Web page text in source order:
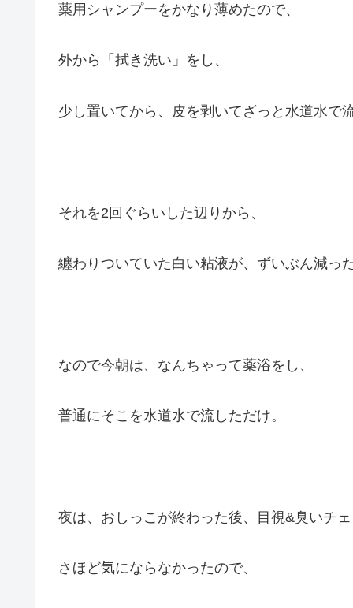
薬用シャンプーをかなり薄めたので、
外から「拭き洗い」をし、
少し置いてから、皮を剥いてざっと水道水で
それを2回ぐらいした辺りから、
纏わりついていた白い粘液が、ずいぶん減っ
なので今朝は、なんちゃって薬浴をし、
普通にそこを水道水で流しただけ。
夜は、おしっこが終わった後、目視&臭いチェ
さほど気にならなかったので、